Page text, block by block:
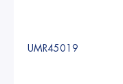
UMR45019